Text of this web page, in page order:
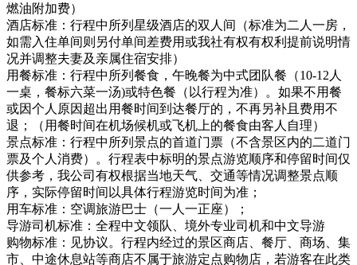
燃油附加费）
酒店标准：行程中所列星级酒店的双人间（标准为二人一房，
如需入住单间则另付单间差费用或我社有权有权利提前说明情
况并调整夫妻及亲属住宿安排）
用餐标准：行程中所列餐食，午晚餐为中式团队餐（10-12人
一桌，餐标六菜一汤)或特色餐（以行程为准）。如果不用餐
或因个人原因超出用餐时间到达餐厅的，不再另补且费用不
退；（用餐时间在机场候机或飞机上的餐食由客人自理）
景点标准：行程中所列景点的首道门票（不含景区内的二道门
票及个人消费）。行程表中标明的景点游览顺序和停留时间仅
供参考，我公司有权根据当地天气、交通等情况调整景点顺
序，实际停留时间以具体行程游览时间为准；
用车标准：空调旅游巴士（一人一正座）；
导游司机标准：全程中文领队、境外专业司机和中文导游
购物标准：见协议。行程内经过的景区商店、餐厅、商场、集
市、中途休息站等商店不属于旅游定点购物店，若游客在此类